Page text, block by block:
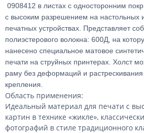
0908412 в листах с односторонним
с высоким разрешением на
печатных устройствах. Представляет
полиэстерового волокна: 600Д, на
нанесено специальное матовое
печати на струйных принтерах. Холст
раму без деформаций и
крепления.
Область применения:
Идеальный материал для печати с
картин в технике «жикле»,
фотографий в стиле традиционного